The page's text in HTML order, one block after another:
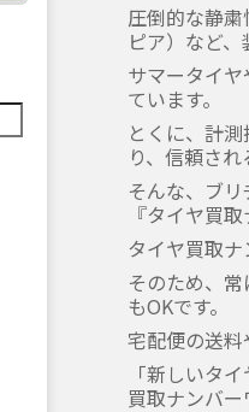
圧倒的な静
ピア）など
サマータイ
ています。
とくに、計
り、信頼さ
そんな、ブ
『タイヤ買
タイヤ買取
そのため、
もOKです。
宅配便の送
「新しいタ
買取ナンバ